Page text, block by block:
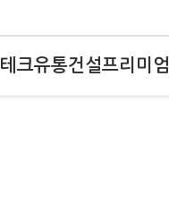
테크유통건설프리미엄